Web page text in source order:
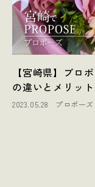
【宮崎県】プロ
の違いとメリッ
2023.05.28 プロポーズ